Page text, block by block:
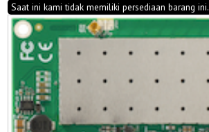
Saat ini kami tidak memiliki persediaan barang ini.